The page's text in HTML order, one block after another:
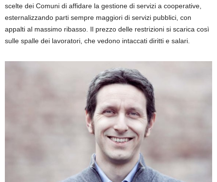
scelte dei Comuni di affidare la gestione di servizi a cooperative,
esternalizzando parti sempre maggiori di servizi pubblici, con
appalti al massimo ribasso. Il prezzo delle restrizioni si scarica così
sulle spalle dei lavoratori, che vedono intaccati diritti e salari.